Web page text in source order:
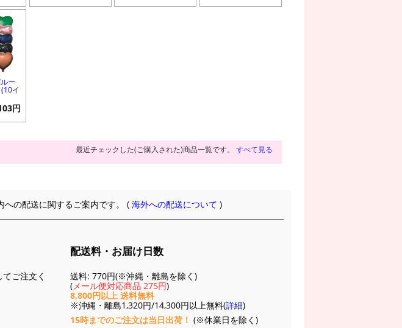
ー
イ
円
最近チェックした(ご購入された)商品一覧です。 すべて見る
への配送に関するご案内です。 (海外への配送について )
ご注文く
配送料・お届け日数
送料: 770円(※沖縄・離島を除く)
(メール便対応商品 275円)
8,800円以上 送料無料
※沖縄・離島1,320円/14,300円以上無料(詳細)
15時までのご注文は当日出荷！ (※休業日を除く)